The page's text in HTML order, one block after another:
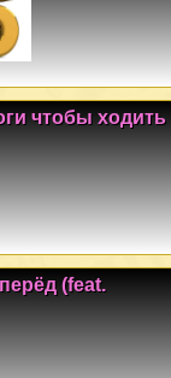
чтобы ходить
(feat.